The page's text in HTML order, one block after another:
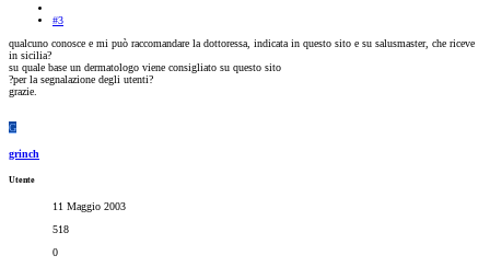
#3
qualcuno conosce e mi può raccomandare la dottoressa, indicata in questo sito e su salusmaster, che riceve
in sicilia?
su quale base un dermatologo viene consigliato su questo sito
?per la segnalazione degli utenti?
grazie.
G
grinch
Utente
11 Maggio 2003
518
0